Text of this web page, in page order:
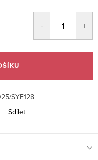
SYE128
Sdílet